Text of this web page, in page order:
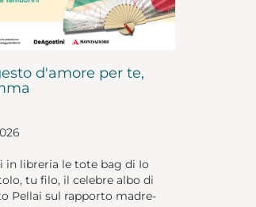
d'amore per te,
in libreria le tote bag di Io
tu filo, il celebre albo di
Pellai sul rapporto madre-